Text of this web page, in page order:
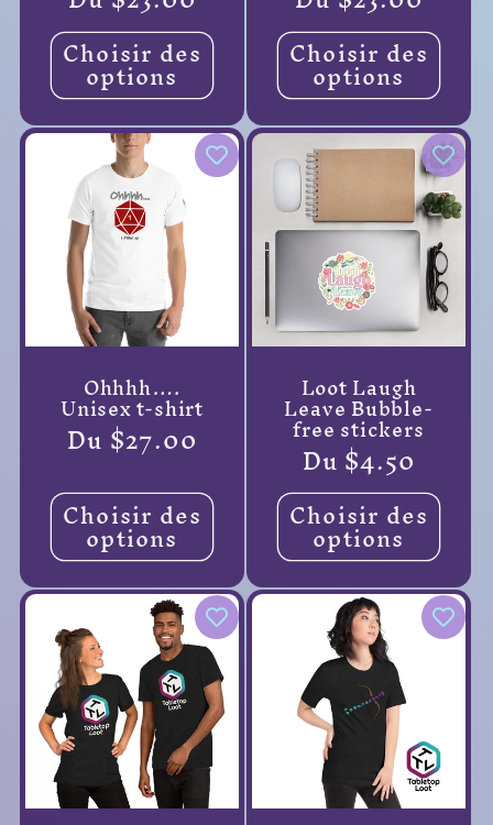
habituel
Choisir des
options
habituel
Choisir des
options
Ohhhh….
Unisex t-shirt
Prix
habituel
Du $27.00
Choisir des
options
Loot Laugh
Leave Bubble-
free stickers
Prix
habituel
Du $4.50
Choisir des
options